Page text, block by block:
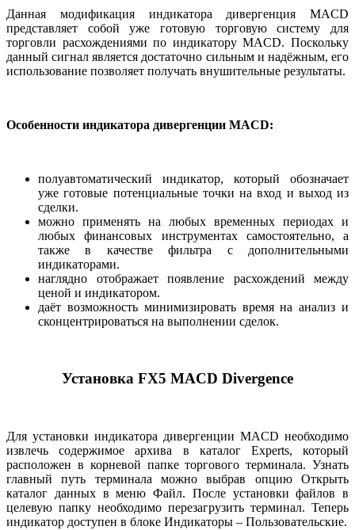
Данная модификация индикатора дивергенция MACD
представляет собой уже готовую торговую систему для
торговли расхождениями по индикатору MACD. Поскольку
данный сигнал является достаточно сильным и надёжным, его
использование позволяет получать внушительные результаты.
Особенности индикатора дивергенции MACD:
полуавтоматический индикатор, который обозначает
уже готовые потенциальные точки на вход и выход из
сделки.
можно применять на любых временных периодах и
любых финансовых инструментах самостоятельно, а
также в качестве фильтра с дополнительными
индикаторами.
наглядно отображает появление расхождений между
ценой и индикатором.
даёт возможность минимизировать время на анализ и
сконцентрироваться на выполнении сделок.
Установка FX5 MACD Divergence
Для установки индикатора дивергенции MACD необходимо
извлечь содержимое архива в каталог Experts, который
расположен в корневой папке торгового терминала. Узнать
главный путь терминала можно выбрав опцию Открыть
каталог данных в меню Файл. После установки файлов в
целевую папку необходимо перезагрузить терминал. Теперь
индикатор доступен в блоке Индикаторы – Пользовательские.